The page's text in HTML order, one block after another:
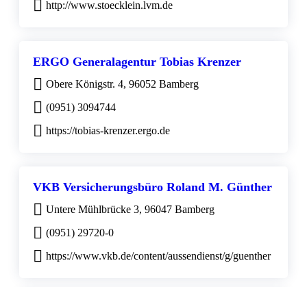
http://www.stoecklein.lvm.de
ERGO Generalagentur Tobias Krenzer
Obere Königstr. 4, 96052 Bamberg
(0951) 3094744
https://tobias-krenzer.ergo.de
VKB Versicherungsbüro Roland M. Günther
Untere Mühlbrücke 3, 96047 Bamberg
(0951) 29720-0
https://www.vkb.de/content/aussendienst/g/guenther